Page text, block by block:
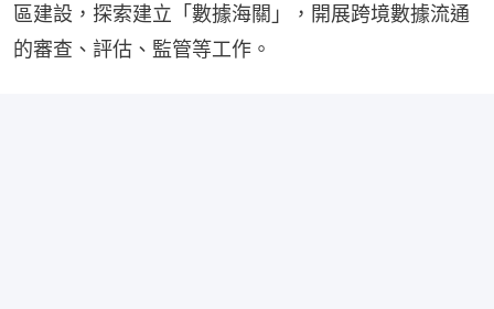
區建設，探索建立「數據海關」，開展跨境數據流通
的審查、評估、監管等工作。